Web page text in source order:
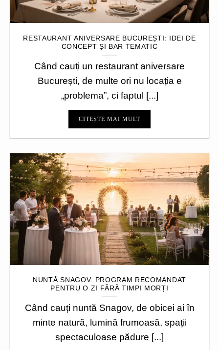
RESTAURANT ANIVERSARE BUCUREȘTI: IDEI DE
CONCEPT ȘI BAR TEMATIC
Când cauți un restaurant aniversare
București, de multe ori nu locația e
„problema”, ci faptul [...]
CITEȘTE MAI MULT
NUNTĂ SNAGOV: PROGRAM RECOMANDAT
PENTRU O ZI FĂRĂ TIMPI MORȚI
Când cauți nuntă Snagov, de obicei ai în
minte natură, lumină frumoasă, spații
spectaculoase pădure [...]